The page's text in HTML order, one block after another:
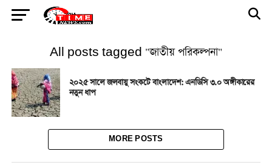
All posts tagged "জাতীয় পরিকল্পনা"
২০২৫ সালে জলবায়ু সংকটে বাংলাদেশ: এনডিসি ৩.০ অঙ্গীকারের
নতুন ধাপ
MORE POSTS